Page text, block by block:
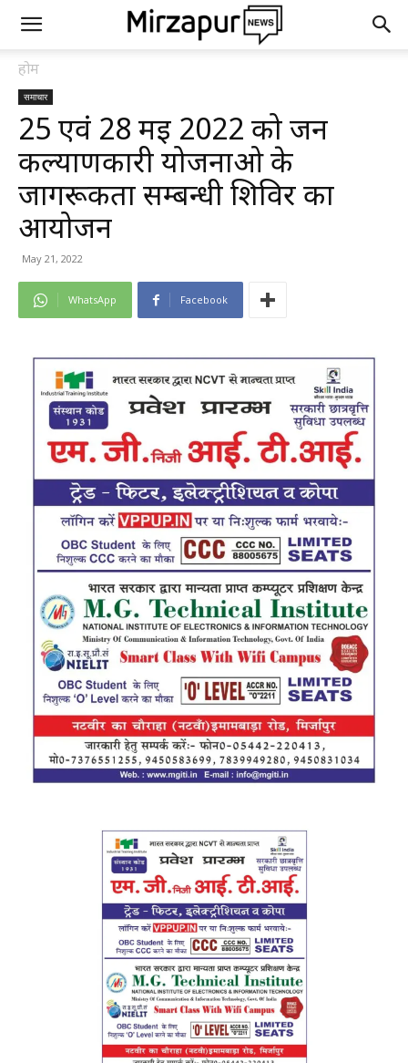
होम
समाचार
25 एवं 28 मई 2022 को जन
कल्याणकारी योजनाओ के
जागरूकता सम्बन्धी शिविर का
आयोजन
May 21, 2022
WhatsApp Facebook